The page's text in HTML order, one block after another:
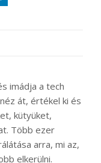
imádja a tech
át, értékel ki és
kütyüket,
Több ezer
arra, mi az,
elkerülni.